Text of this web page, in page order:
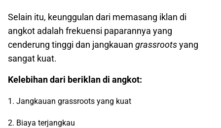
Selain itu, keunggulan dari memasang iklan di
angkot adalah frekuensi paparannya yang
cenderung tinggi dan jangkauan grassrootsyang
sangat kuat.
Kelebihan dari beriklan di angkot:
1. Jangkauan grassroots yang kuat
2. Biaya terjangkau